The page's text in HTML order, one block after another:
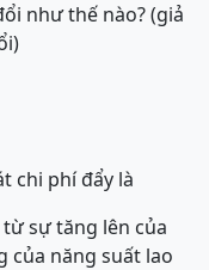
như thế nào? (giả
chi phí đẩy là
sự tăng lên của
của năng suất lao